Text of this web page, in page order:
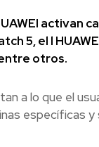
activan
5, el l
entre otros.
a lo que el
específicas